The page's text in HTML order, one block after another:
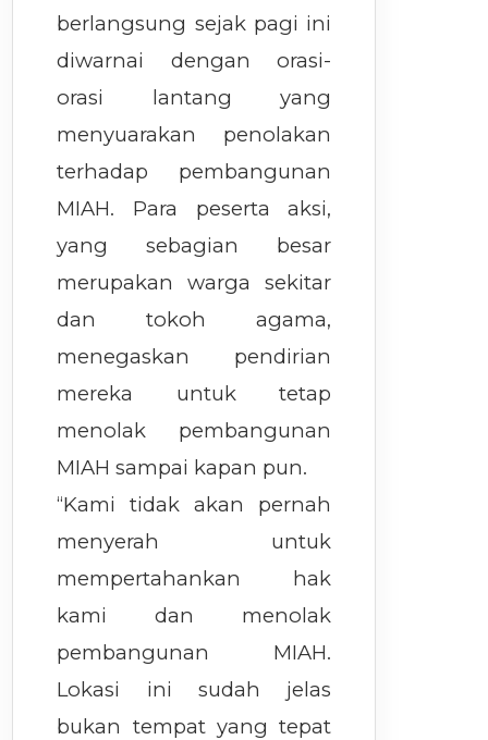
berlangsung sejak pagi ini
diwarnai dengan orasi-
orasi lantang yang
menyuarakan penolakan
terhadap pembangunan
MIAH. Para peserta aksi,
yang sebagian besar
merupakan warga sekitar
dan tokoh agama,
menegaskan pendirian
mereka untuk tetap
menolak pembangunan
MIAH sampai kapan pun.
“Kami tidak akan pernah
menyerah untuk
mempertahankan hak
kami dan menolak
pembangunan MIAH.
Lokasi ini sudah jelas
bukan tempat yang tepat